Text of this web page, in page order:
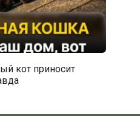
кот приносит